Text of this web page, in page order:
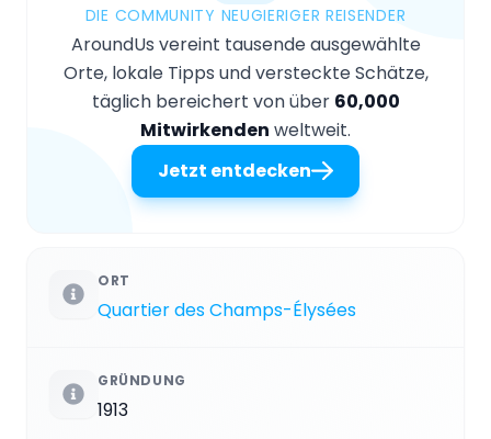
DIE COMMUNITY NEUGIERIGER REISENDER
AroundUs vereint tausende ausgewählte
Orte, lokale Tipps und versteckte Schätze,
täglich bereichert von über 60,000
Mitwirkenden weltweit.
Jetzt entdecken
ORT
Quartier des Champs-Élysées
GRÜNDUNG
1913